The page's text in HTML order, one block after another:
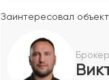
Заинтересовал